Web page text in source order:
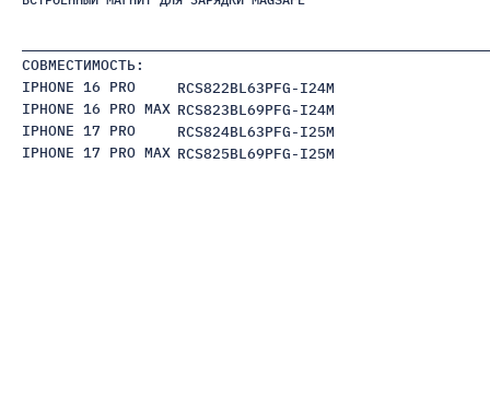
СОВМЕСТИМОСТЬ:
IPHONE 16 PRO
IPHONE 16 PRO MAX
IPHONE 17 PRO
IPHONE 17 PRO MAX
RCS822BL63PFG-I24M
RCS823BL69PFG-I24M
RCS824BL63PFG-I25M
RCS825BL69PFG-I25M